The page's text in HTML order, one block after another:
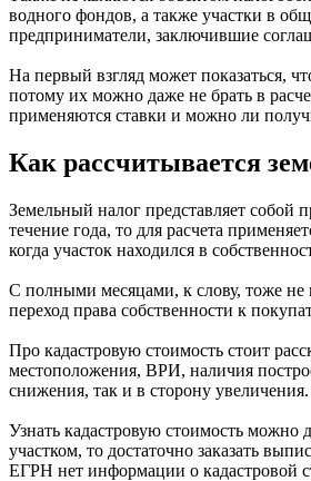
водного фондов, а также участки в
предприниматели, заключившие
На первый взгляд может показаться,
потому их можно даже не брать в
применяются ставки и можно ли
Как рассчитывается
Земельный налог представляет собой
течение года, то для расчета
когда участок находился в
С полными месяцами, к слову, тоже не
переход права собственности к
Про кадастровую стоимость стоит
местоположения, ВРИ, наличия
снижения, так и в сторону
Узнать кадастровую стоимость можно
участком, то достаточно заказать
ЕГРН нет информации о кадастровой